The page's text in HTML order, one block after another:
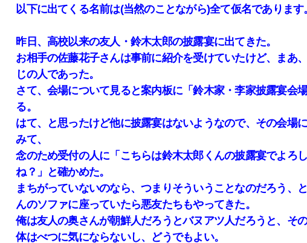
以下に出てくる名前は(当然のことながら)全て仮名であります
昨日、高校以来の友人・鈴木太郎の披露宴に出てきた。
お相手の佐藤花子さんは事前に紹介を受けていたけど、まあ
じの人であった。
さて、会場について見ると案内板に「鈴木家・李家披露宴会
る。
はて、と思ったけど他に披露宴はないようなので、その会場
みて、
念のため受付の人に「こちらは鈴木太郎くんの披露宴でよろ
ね？」と確かめた。
まちがっていないのなら、つまりそういうことなのだろう、
んのソファに座っていたら悪友たちもやってきた。
俺は友人の奥さんが朝鮮人だろうとバヌアツ人だろうと、そ
体はべつに気にならないし、どうでもよい。